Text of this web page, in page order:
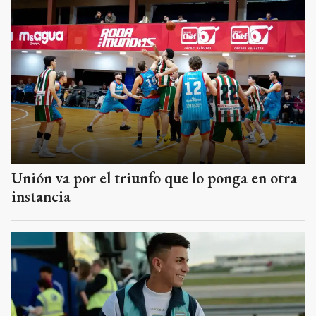
Unión va por el triunfo que lo ponga en otra
instancia
Thiago Almada se convertirá en el nuevo
refuerzo de River